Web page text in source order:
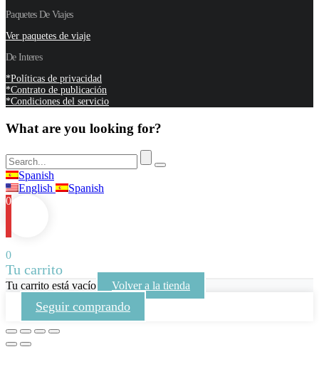
Paquetes De Viajes
Ver paquetes de viaje
De Interes
*Políticas de privacidad
*Contrato de publicación
*Condiciones del servicio
What are you looking for?
Spanish
English
Spanish
0
0
Tu carrito
Tu carrito está vacío Volver a la tienda
Seguir comprando